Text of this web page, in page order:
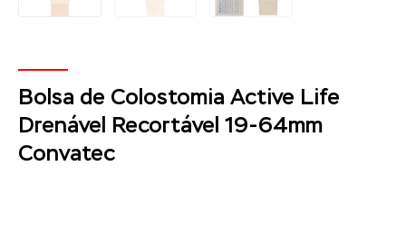
Bolsa de Colostomia Active Life
Drenável Recortável 19-64mm
Convatec